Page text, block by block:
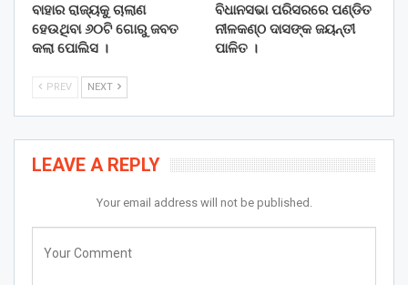
ବାହାର ରାଜ୍ୟକୁ ଚାଲାଣ
ହେଉଥିବା ୬୦ଟି ଗୋରୁ ଜବତ
କଲା ପୋଲିସ ।
ବିଧାନସଭା ପରିସରରେ ପଣ୍ଡିତ
ନୀଳକଣ୍ଠ ଦାସଙ୍କ ଜୟନ୍ତୀ
ପାଳିତ ।
PREV NEXT
LEAVE A REPLY
Your email address will not be published.